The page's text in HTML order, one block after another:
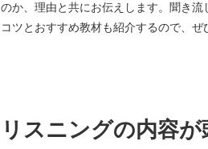
のか、理由と共にお伝えします。聞き流
コツとおすすめ教材も紹介するので、ぜ
リスニングの内容